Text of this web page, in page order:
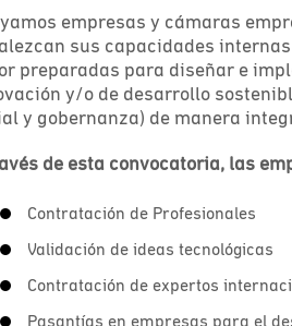
empresas y cámaras
sus capacidades
preparadas para diseñar e
y/o de desarrollo
y gobernanza) de manera
de esta convocatoria, las
Contratación de Profesionales
Validación de ideas tecnológicas
Contratación de expertos
Pasantías en empresas para el